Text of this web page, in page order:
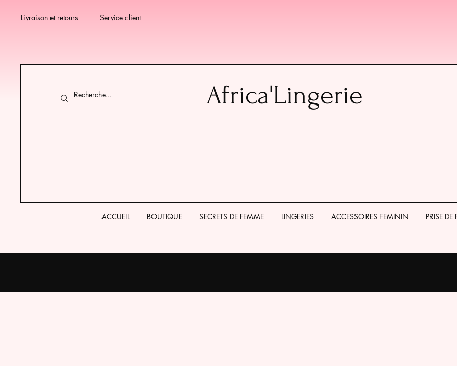
Livraison et retours Service client
Africa'Lingerie
ACCUEIL BOUTIQUE SECRETS DE FEMME LINGERIES ACCESSOIRES FEMININ PRISE